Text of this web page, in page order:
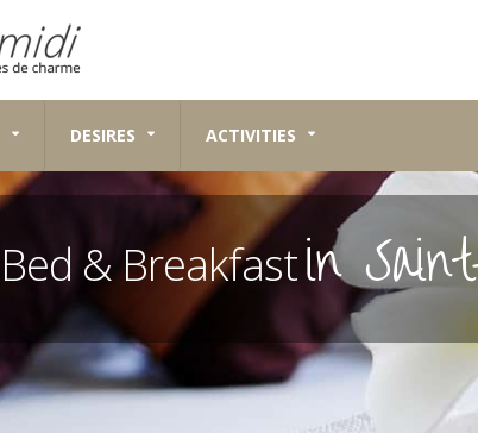
DESIRES ACTIVITIES
Bed & Breakfastin